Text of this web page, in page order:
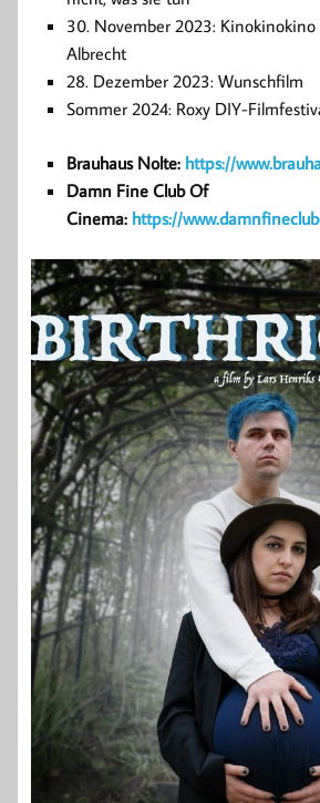
30. November 2023:
Albrecht
28. Dezember 2023: Wunschfilm
Sommer 2024: Roxy DIY-
Brauhaus Nolte: https://
Damn Fine Club Of
Cinema: https://